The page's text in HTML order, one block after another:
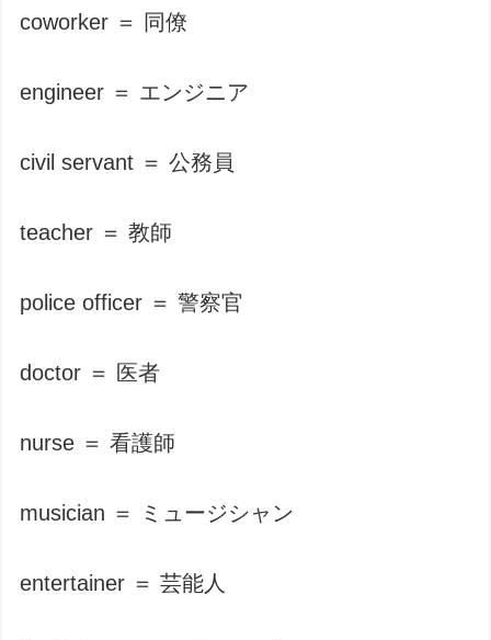
coworker ＝ 同僚
engineer ＝ エンジニア
civil servant ＝ 公務員
teacher ＝ 教師
police officer ＝ 警察官
doctor ＝ 医者
nurse ＝ 看護師
musician ＝ ミュージシャン
entertainer ＝ 芸能人